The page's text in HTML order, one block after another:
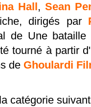
Hall , Sean
dirigés par
de Une
tourné à partir
de Ghoulardi
catégorie